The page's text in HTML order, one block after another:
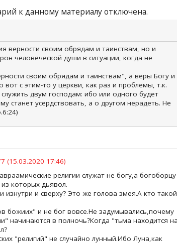
к данному материалу отключена.
верности своим обрядам и таинствам, но и
человеческой души в ситуации, когда не
своим обрядам и таинствам", а веры Богу и
с этим-то у церкви, как раз и проблемы, т.к.
двум господам: ибо или одного будет
станет усердствовать, а о другом нерадеть. Не
(15.03.2020 17:46)
религии служат не богу,а богоборцу
которых дьявол.
и сверху? Это же голова змея.А кто такой
божиих" и не бог вовсе.Не задумывались,почему
начинаются в полночь?Когда "тьма находится
"религий" не случайно лунный.Ибо Луна,как